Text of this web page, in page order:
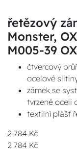
řetězový
Monster,
M005-39
čtvercový
ocelové
zámek se
tvrzené oceli
textilní plášť
2 784 Kč
2 784 Kč